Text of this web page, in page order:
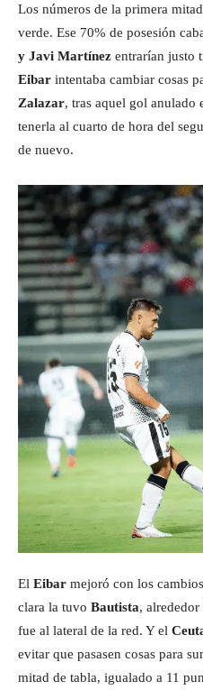
Los números de la primera
verde. Ese 70% de posesión
y Javi Martínez entrarían justo
Eibar intentaba cambiar cosas
Zalazar, tras aquel gol anulado
tenerla al cuarto de hora del
de nuevo.
El Eibar mejoró con los
clara la tuvo Bautista,
fue al lateral de la red. Y el
evitar que pasasen cosas para
mitad de tabla, igualado a 11